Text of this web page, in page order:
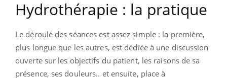
Hydrothérapie : la pratique
Le déroulé des séances est assez simple : la première,
plus longue que les autres, est dédiée à une discussion
ouverte sur les objectifs du patient, les raisons de sa
présence, ses douleurs.. et ensuite, place à